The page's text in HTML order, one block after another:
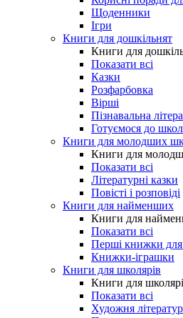
Щоденники
Ігри
Книги для дошкільнят
Книги для
Показати всі
Казки
Розфарбовка
Вірші
Пізнавальна
Готуємося до
Книги для молодших
Книги для
Показати всі
Літературні казки
Повісті і розповіді
Книги для найменших
Книги для
Показати всі
Перші книжки
Книжки-іграшки
Книги для школярів
Книги для
Показати всі
Художня